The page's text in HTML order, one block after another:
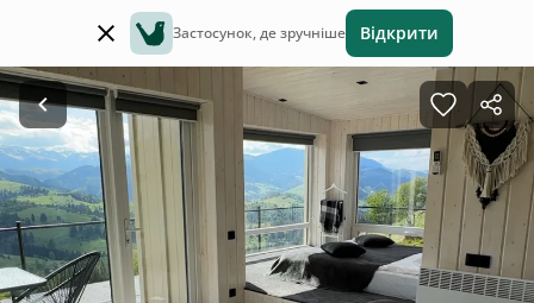
Застосунок, де зручніше Відкрити